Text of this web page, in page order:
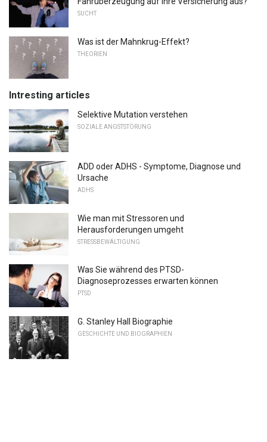
SUCHT
Was ist der Mahnkrug-Effekt?
THEORIEN
Intresting articles
Selektive Mutation verstehen
SOZIALE ANGSTSTÖRUNG
ADD oder ADHS - Symptome, Diagnose und
Ursache
ADHS
Wie man mit Stressoren und
Herausforderungen umgeht
STRESSBEWÄLTIGUNG
Was Sie während des PTSD-
Diagnoseprozesses erwarten können
PTSD
G. Stanley Hall Biographie
GESCHICHTE UND BIOGRAPHIEN